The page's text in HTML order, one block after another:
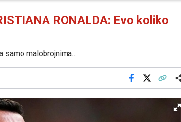
RONALDA: Evo koliko
samo malobrojnima…
Facebook